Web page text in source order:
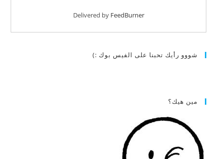
Delivered by FeedBurner
شووو رأيك تحبنا على الفيس بوك :)
مين هيك؟